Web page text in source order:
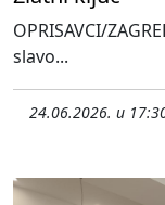
OPRISAVCI/
slavo...
24.06.2026. u